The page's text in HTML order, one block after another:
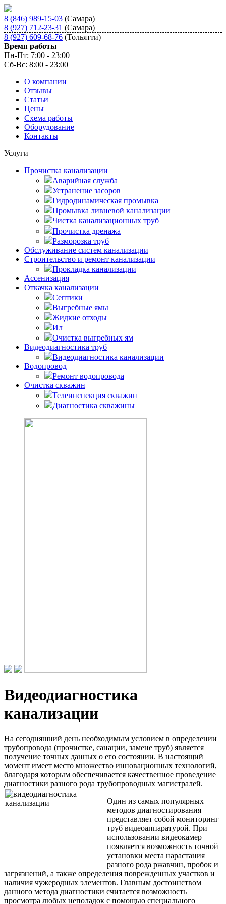
8 (846) 989-15-03 (Самара)
8 (927) 712-23-31 (Самара)
8 (927) 609-68-76 (Тольятти)
Время работы
Пн-Пт: 7:00 - 23:00
Сб-Вс: 8:00 - 23:00
О компании
Отзывы
Статьи
Цены
Схема работы
Оборудование
Контакты
Услуги
Прочистка канализации
Аварийная служба
Устранение засоров
Гидродинамическая промывка
Промывка ливневой канализации
Чистка канализационных труб
Прочистка дренажа
Разморозка труб
Обслуживание систем канализации
Строительство и ремонт канализации
Прокладка канализации
Ассенизация
Откачка канализации
Септики
Выгребные ямы
Жидкие отходы
Ил
Очистка выгребных ям
Видеодиагностика труб
Видеодиагностика канализации
Водопровод
Ремонт водопровода
Очистка скважин
Телеинспекция скважин
Диагностика скважины
Видеодиагностика
канализации
На сегодняшний день необходимым условием в определении
трубопровода (прочистке, санации, замене труб) является
получение точных данных о его состоянии. В настоящий
момент имеет место множество инновационных технологий,
благодаря которым обеспечивается качественное проведение
диагностики разного рода трубопроводных магистралей.
Один из самых популярных
методов диагностирования
представляет собой мониторинг
труб видеоаппаратурой. При
использовании видеокамер
появляется возможность точной
установки места нарастания
разного рода ржавчин, пробок и
загрязнений, а также определения поврежденных участков и
наличия чужеродных элементов. Главным достоинством
данного метода диагностики считается возможность
просмотра любых неполадок с помощью специального